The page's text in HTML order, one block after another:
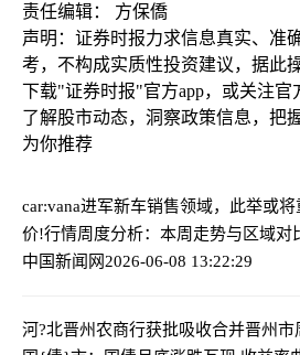
责任编辑： 方保僑
声明：证券时报力求信息真实、准
考，不构成实质性投资建议，据此
下载"证券时报"官方app，或关注
了解股市动态，洞察政策信息，把
为你推荐
car:vana进军新车销售领域，此举或
价!行情周度分析：本周走势与区域对
中国新闻网2026-06-08 13:22:29
河?北晋州农商行获批吸收合并晋州